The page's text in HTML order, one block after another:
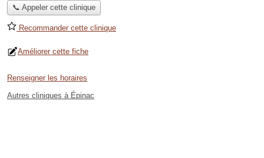
📞 Appeler cette clinique
Recommander cette clinique
Améliorer cette fiche
Renseigner les horaires
Autres cliniques à Épinac